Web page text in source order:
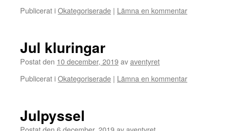
Publicerat iOkategoriserade | Lämna en kommentar
Jul kluringar
Postat den 10 december, 2019avaventyret
Publicerat iOkategoriserade | Lämna en kommentar
Julpyssel